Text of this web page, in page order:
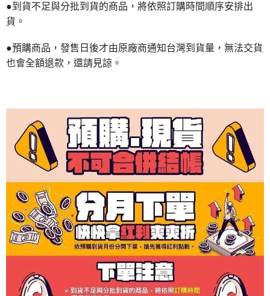
●到貨不足與分批到貨的商品，將依照訂購時間順序安排出
貨。
●預購商品，發售日後才由原廠商通知台灣到貨量，無法交貨
也會全額退款，還請見諒。